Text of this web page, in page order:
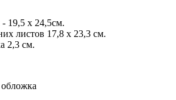
19,5 х 24,5см.
листов 17,8 х 23,3 см.
2,3 см.